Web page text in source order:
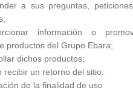
a sus preguntas,
información o
productos del Grupo Ebara;
dichos productos;
recibir un retorno del sitio.
de la finalidad de uso